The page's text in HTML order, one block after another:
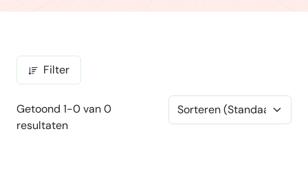
Filter
Getoond 1-0 van 0
resultaten